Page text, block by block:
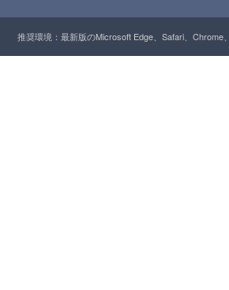
推奨環境：最新版のMicrosoft Edge、Safari、